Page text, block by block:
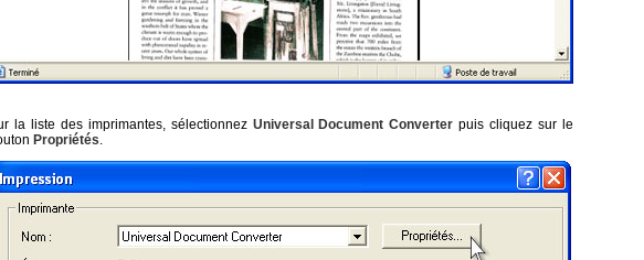
la liste des imprimantes, sélectionnez Universal Document Converter puis cliquez sur le
Propriétés.